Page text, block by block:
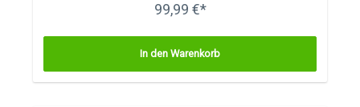
99,99 €*
In den Warenkorb